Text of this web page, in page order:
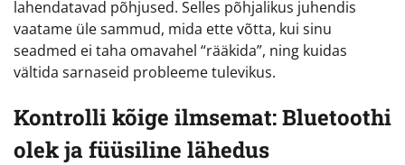
lahendatavad põhjused. Selles põhjalikus juhendis
vaatame üle sammud, mida ette võtta, kui sinu
seadmed ei taha omavahel “rääkida”, ning kuidas
vältida sarnaseid probleeme tulevikus.
Kontrolli kõige ilmsemat: Bluetoothi
olek ja füüsiline lähedus